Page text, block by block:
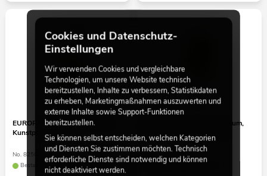
EUROPALMS Olivenbäumchen,
Kunstpflanze, 68 cm
No. 82506421
Bestand reicht ca. 12 Wo.
EUROPALMS Goldregenbaum,
Kunstpflanze, gelb, 150cm
No. 82507115
Bestand reicht ca. 12 Wo.
Cookies und Datenschutz-
Einstellungen
Wir verwenden Cookies und vergleichbare
Technologien, um unsere Website technisch
bereitzustellen, Inhalte zu verbessern, Statistikdaten
zu erheben, Marketingmaßnahmen auszuwerten und
externe Inhalte sowie Support-Funktionen
bereitzustellen.
Sie können selbst entscheiden, welchen Kategorien
und Diensten Sie zustimmen möchten. Technisch
erforderliche Dienste sind notwendig und können
nicht deaktiviert werden.